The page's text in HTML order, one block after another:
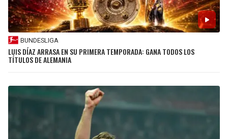
BUNDESLIGA
LUIS DÍAZ ARRASA EN SU PRIMERA TEMPORADA: GANA TODOS LOS
TÍTULOS DE ALEMANIA